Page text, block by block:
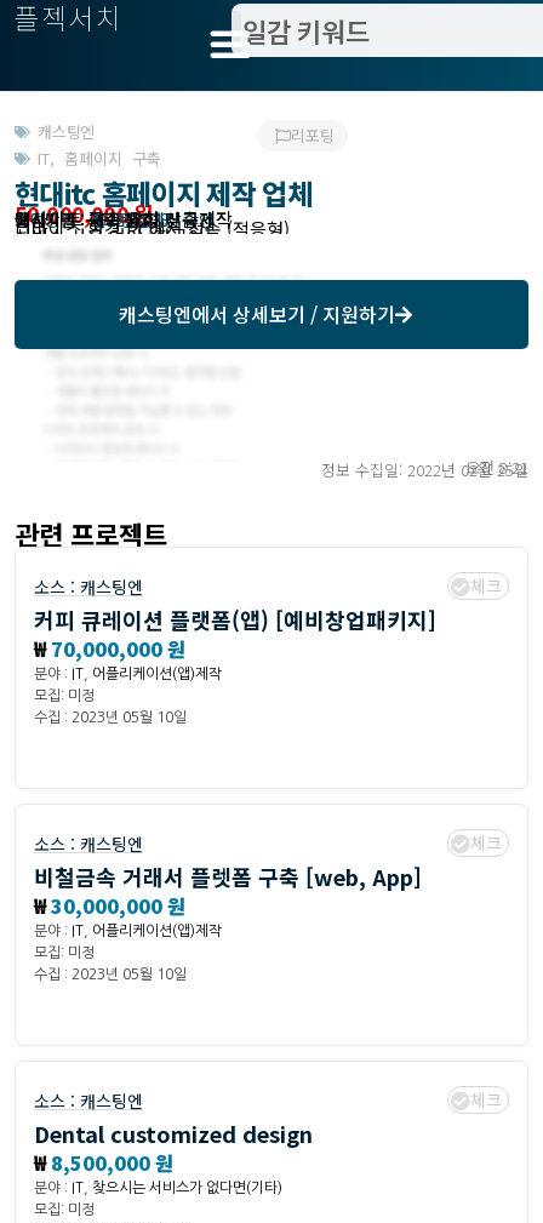
플젝서치
캐스팅엔
IT,홈페이지 구축
리포팅
현대itc 홈페이지 제작 업체
50,000,000 원
작업방식 : 캐스팅엔에서 확인
모집기한 : 2022.02.28
예상기간 : RFP 참고
웹사이트 구축 유형 신규제작
웹사이트 구축 방식 맞춤제작
디바이스 환경 PC에서 접속 (적응형)
서비스 사용 언어 [한국어]
캐스팅엔에서 상세보기 / 지원하기
정보 수집일: 2022년 02월 25일
오전 8:21
관련 프로젝트
소스 : 캐스팅엔 체크
커피 큐레이션 플랫폼(앱) [예비창업패키지]
₩70,000,000 원
분야 :
어플리케이션(앱)제작
모집: 미정
수집 : 2023년 05월 10일
소스 : 캐스팅엔 체크
비철금속 거래서 플렛폼 구축 [web, App]
₩30,000,000 원
분야 :
어플리케이션(앱)제작
모집: 미정
수집 : 2023년 05월 10일
소스 : 캐스팅엔 체크
Dental customized design
₩8,500,000 원
분야 :
찾으시는 서비스가 없다면(기타)
모집: 미정